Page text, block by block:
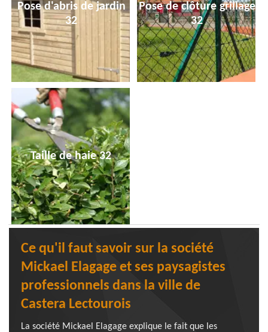
Pose d'abris de jardin
32
Pose de clôture grillage
32
Taille de haie 32
Ce qu'il faut savoir sur la société
Mickael Elagage et ses paysagistes
professionnels dans la ville de
Castera Lectourois
La société Mickael Elagage explique le fait que les